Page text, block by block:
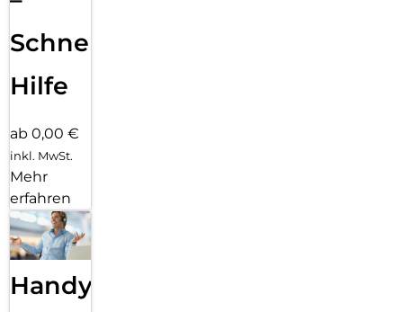
Schnelle
Hilfe
ab 0,00 €
inkl. MwSt.
Mehr
erfahren
Handy